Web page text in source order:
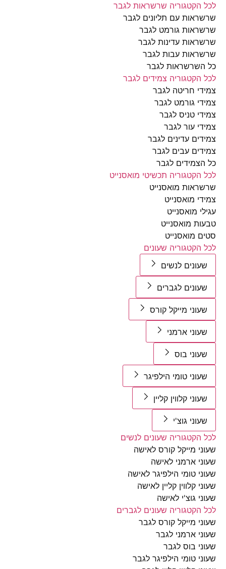
הקטגוריה שרשראות לגבר
עם תליונים לגבר
גורמט לגבר
עדינות לגבר
עבות לגבר
לגבר
צמידים לגבר
חריטה לגבר
גורמט לגבר
טניס לגבר
עור לגבר
עדינים לגבר
עבים לגבר
לגבר
תכשיטי מואסנייט
מואסנייט
מואסנייט
מואסנייט
מואסנייט
מואסנייט
שעונים
לנשים
לגברים
מייקל קורס
ארמני
בוס
טומי הילפיגר
קלווין קליין
גוצ'י
שעונים לנשים
מייקל קורס לאישה
ארמני לאישה
טומי הילפיגר לאישה
קלווין קליין לאישה
גוצ'י לאישה
שעונים לגברים
מייקל קורס לגבר
ארמני לגבר
בוס לגבר
טומי הילפיגר לגבר